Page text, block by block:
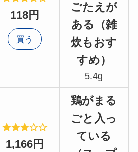
118円
買う
ごたえが
ある（雑
炊もおす
すめ）
5.4g
1,166円
鶏がまる
ごと入っ
ている